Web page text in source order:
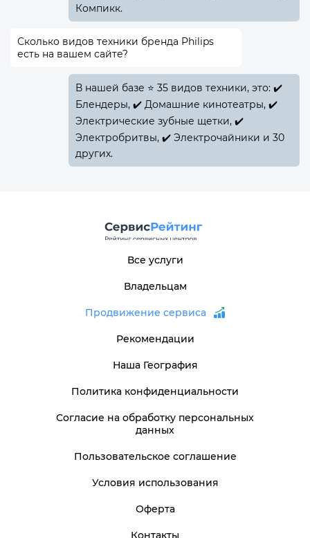
Компикк.
Сколько видов техники бренда Philips
есть на вашем сайте?
В нашей базе ⭐ 35 видов техники, это: ✔️
Блендеры, ✔️ Домашние кинотеатры, ✔️
Электрические зубные щетки, ✔️
Электробритвы, ✔️ Электрочайники и 30
других.
Все услуги
Владельцам
Продвижение сервиса
Рекомендации
Наша География
Политика конфиденциальности
Согласие на обработку персональных
данных
Пользовательское соглашение
Условия использования
Оферта
Контакты